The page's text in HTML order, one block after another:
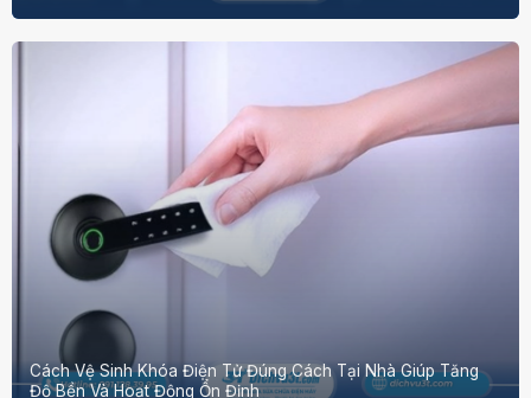
Cách Vệ Sinh Khóa Điện Tử Đúng Cách Tại Nhà Giúp Tăng
Độ Bền Và Hoạt Động Ổn Định